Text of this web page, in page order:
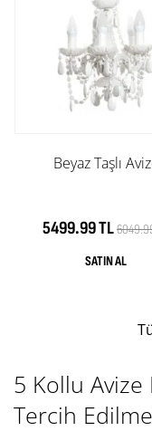
Beyaz Taşlı
5499.99 TL
5 Kollu
Tercih